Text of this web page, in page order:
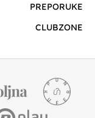
PREPORUKE
CLUBZONE